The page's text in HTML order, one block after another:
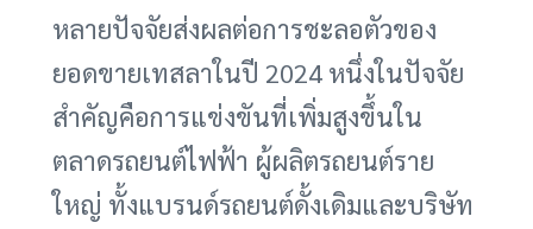
หลายปัจจัยส่งผลต่อการชะลอตัวของ
ยอดขายเทสลาในปี 2024 หนึ่งในปัจจัย
สำคัญคือการแข่งขันที่เพิ่มสูงขึ้นใน
ตลาดรถยนต์ไฟฟ้า ผู้ผลิตรถยนต์ราย
ใหญ่ ทั้งแบรนด์รถยนต์ดั้งเดิมและบริษัท